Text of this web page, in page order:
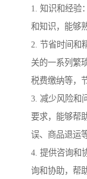
1. 知识和经验
和知识，能够
2. 节省时间和
关的一系列繁
税费缴纳等，
3. 减少风险和
要求，能够帮
误、商品退运等
4. 提供咨询和
询和协助，帮